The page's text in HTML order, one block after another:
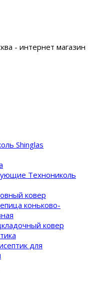
- интернет магазин
Shinglas
Технониколь
ковер
коньково-
ковер
для